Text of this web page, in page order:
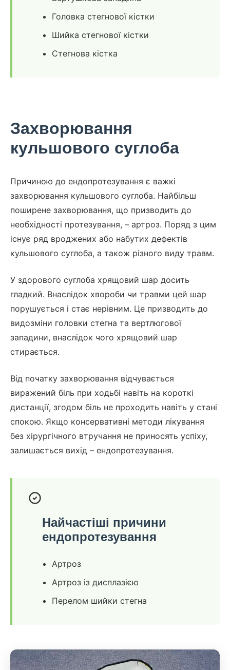
Головка стегнової кістки
Шийка стегнової кістки
Стегнова кістка
Захворювання
кульшового суглоба
Причиною до ендопротезування є важкі
захворювання кульшового суглоба. Найбільш
поширене захворювання, що призводить до
необхідності протезування, – артроз. Поряд з цим
існує ряд вроджених або набутих дефектів
кульшового суглоба, а також різного виду травм.
У здорового суглоба хрящовий шар досить
гладкий. Внаслідок хвороби чи травми цей шар
порушується і стає нерівним. Це призводить до
видозміни головки стегна та вертлюгової
западини, внаслідок чого хрящовий шар
стирається.
Від початку захворювання відчувається
виражений біль при ходьбі навіть на короткі
дистанції, згодом біль не проходить навіть у стані
спокою. Якщо консервативні методи лікування
без хірургічного втручання не приносять успіху,
залишається вихід – ендопротезування.
Найчастіші причини
ендопротезування
Артроз
Артроз із дисплазією
Перелом шийки стегна